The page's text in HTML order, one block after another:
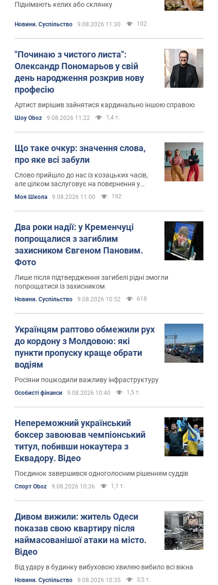
Піднімають келих або склянку
Новини. Суспільство 9.08.2026 11:30 102
"Починаю з чистого листа":
Олександр Пономарьов у свій
день народження розкрив нову
професію
Артист вирішив зайнятися кардинально іншою справою
Шоу Oboz 9.08.2026 11:22 1,4 т.
Що таке очкур: значення слова,
про яке всі забули
Слово прийшло до нас із козацьких часів,
але цілком заслуговує на повернення у
Моя Школа 9.08.2026 11:00 192
Два роки надії: у Кременчуці
попрощалися з загиблим
захисником Євгеном Пановим.
Фото
Лише після підтвердження загибелі рідні змогли
попрощатися із захисником
Новини. Суспільство 9.08.2026 10:52 618
Українцям раптово обмежили рух
до кордону з Молдовою: які
пункти пропуску краще обрати
водіям
Росіяни пошкодили важливу інфраструктуру
Особисті фінанси 9.08.2026 10:40 1,5 т.
Непереможний український
боксер завоював чемпіонський
титул, побивши нокаутера з
Еквадору. Відео
Поєдинок завершився одноголосним рішенням суддів
Спорт Oboz 9.08.2026 10:36 1,1 т.
Дивом вижили: житель Одеси
показав свою квартиру після
наймасованішої атаки на місто.
Відео
Від удару в будинку вибуховою хвилею вибило всі вікна
Новини. Суспільство 9.08.2026 10:35 3,5 т.